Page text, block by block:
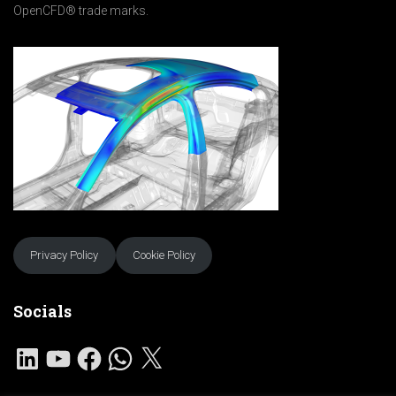
OpenCFD® trade marks.
Privacy Policy Cookie Policy
Socials
L
Y
O
F
A
W
H
A
X